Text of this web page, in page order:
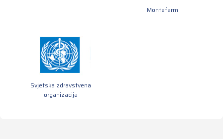
Montefarm
Svjetska zdravstvena
organizacija